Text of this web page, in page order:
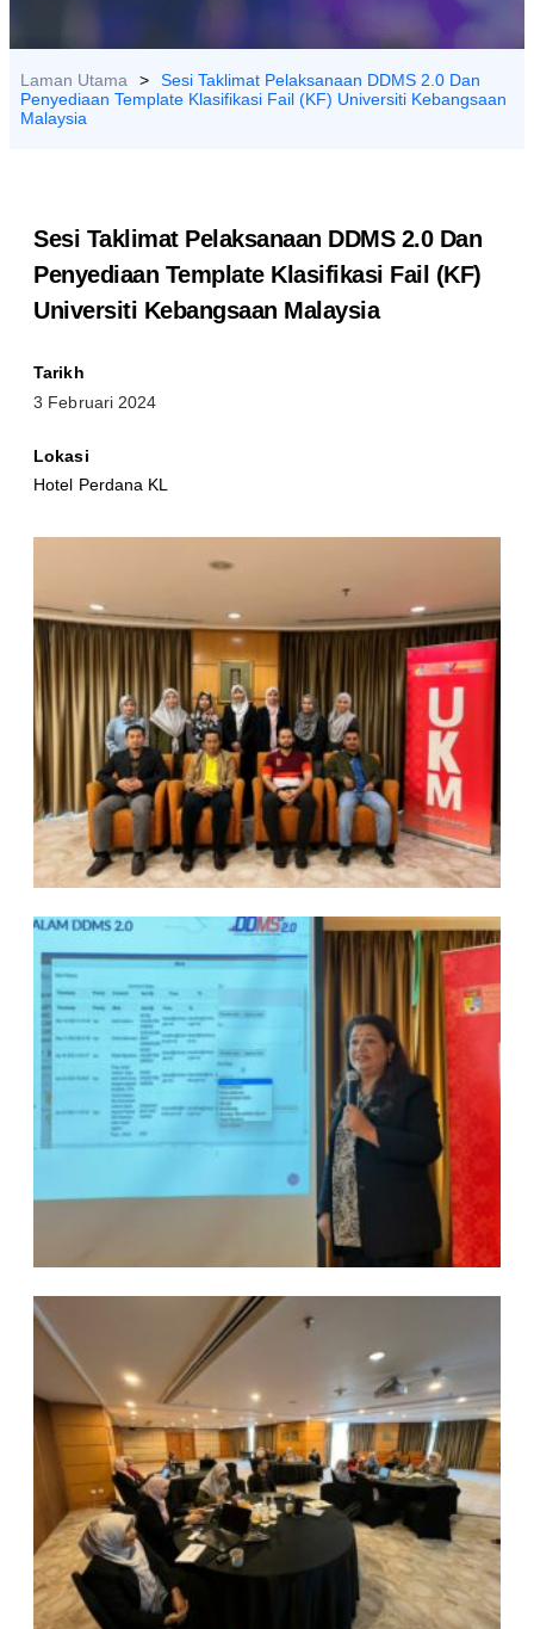
Laman Utama >
Sesi Taklimat Pelaksanaan DDMS 2.0 Dan
Penyediaan Template Klasifikasi Fail (KF) Universiti Kebangsaan
Malaysia
Sesi Taklimat Pelaksanaan DDMS 2.0 Dan
Penyediaan Template Klasifikasi Fail (KF)
Universiti Kebangsaan Malaysia
Tarikh
3 Februari 2024
Lokasi
Hotel Perdana KL